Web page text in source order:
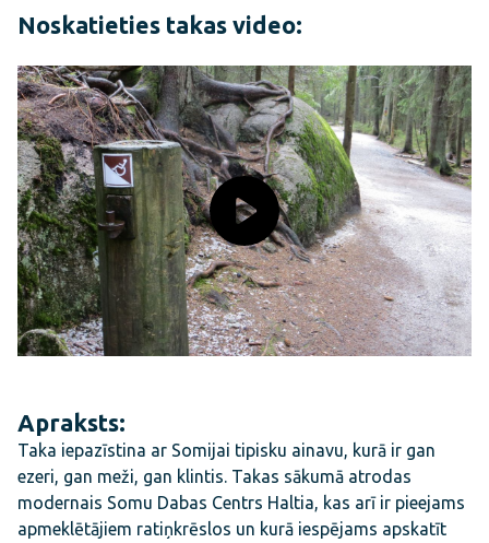
Noskatieties takas video:
Apraksts:
Taka iepazīstina ar Somijai tipisku ainavu, kurā ir gan
ezeri, gan meži, gan klintis. Takas sākumā atrodas
modernais Somu Dabas Centrs Haltia, kas arī ir pieejams
apmeklētājiem ratiņkrēslos un kurā iespējams apskatīt